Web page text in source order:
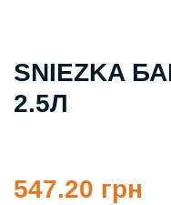
SNIEZKA
2.5Л
547.20 грн